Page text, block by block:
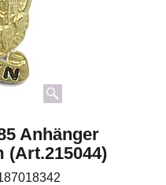
Anhänger
(Art.215044)